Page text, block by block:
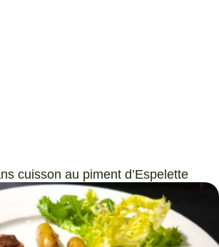
cuisson au piment d’Espelette